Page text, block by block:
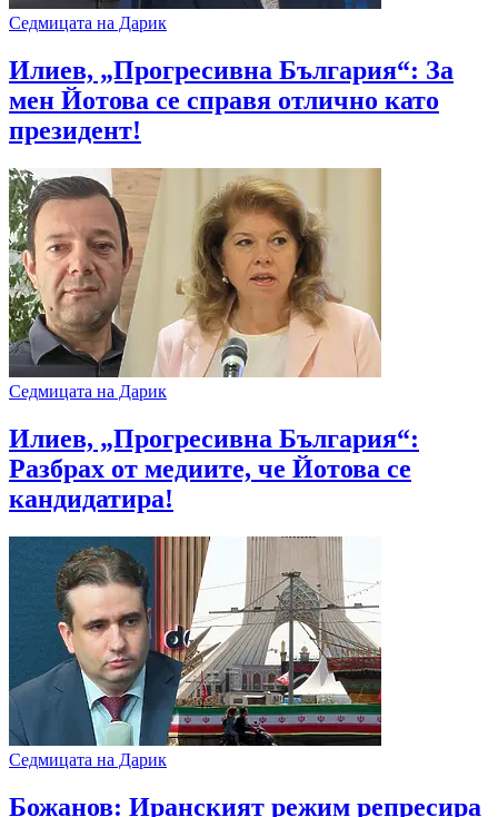
Седмицата на Дарик
Илиев, „Прогресивна България“: За
мен Йотова се справя отлично като
президент!
Седмицата на Дарик
Илиев, „Прогресивна България“:
Разбрах от медиите, че Йотова се
кандидатира!
Седмицата на Дарик
Божанов: Иранският режим репресира